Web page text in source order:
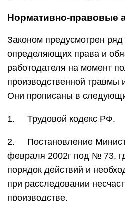
Нормативно-правовые
Законом предусмотрен
определяющих права и
работодателя на момент
производственной травмы
Они прописаны в
1. Трудовой кодекс РФ.
2. Постановление
февраля 2002г под № 73,
порядок действий и
при расследовании
производстве.